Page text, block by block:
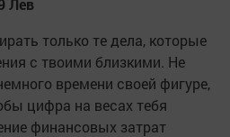
Лев
только те дела, которые
с твоими близкими. Не
времени своей фигуре,
цифра на весах тебя
финансовых затрат